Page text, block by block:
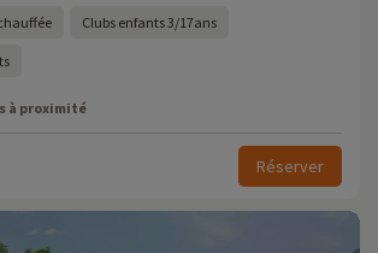
Clubs enfants 3/17ans
à proximité
Réserver